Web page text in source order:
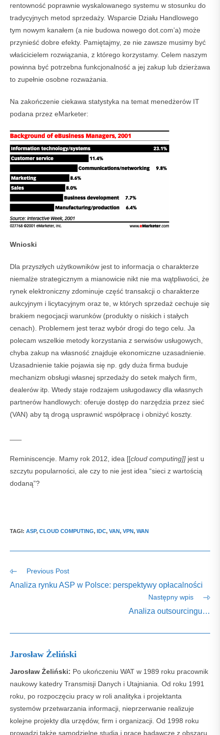
rentowność poprawnie wyskalowanego systemu w stosunku do
tradycyjnych metod sprzedaży. Wsparcie Działu Handlowego
tym nowym kanałem (a nie budowa nowego dot.com’a) może
przynieść dobre efekty. Pamiętajmy, ze nie zawsze musimy być
właścicielem rozwiązania, z którego korzystamy. Celem naszym
powinna być potrzebna funkcjonalność a jej zakup lub dzierżawa
to zupełnie osobne rozważania.
Na zakończenie ciekawa statystyka na temat menedżerów IT
podana przez eMarketer:
Wnioski
Dla przyszłych użytkowników jest to informacja o charakterze
niemalże strategicznym a mianowicie nikt nie ma wątpliwości, że
rynek elektroniczny zdominuje część transakcji o charakterze
aukcyjnym i licytacyjnym oraz te, w których sprzedaż cechuje się
brakiem negocjacji warunków (produkty o niskich i stałych
cenach). Problemem jest teraz wybór drogi do tego celu. Ja
polecam wszelkie metody korzystania z serwisów usługowych,
chyba zakup na własność znajduje ekonomiczne uzasadnienie.
Uzasadnienie takie pojawia się np. gdy duża firma buduje
mechanizm obsługi własnej sprzedaży do setek małych firm,
dealerów itp. Wtedy staje rodzajem usługodawcy dla własnych
partnerów handlowych: oferuje dostęp do narzędzia przez sieć
(VAN) aby tą drogą usprawnić współpracę i obniżyć koszty.
Reminiscencje. Mamy rok 2012, idea [[cloud computing]] jest u
szczytu popularności, ale czy to nie jest idea “sieci z wartością
dodaną”?
TAGI: ASP, CLOUD COMPUTING, IDC, VAN, VPN, WAN
Read
articles
Previous Post
Analiza rynku ASP w Polsce: perspektywy opłacalności
Następny wpis
Analiza outsourcingu…
Jarosław Żeliński
Jarosław Żeliński: Po ukończeniu WAT w 1989 roku pracownik
naukowy katedry Transmisji Danych i Utajniania. Od roku 1991
roku, po rozpoczęciu pracy w roli analityka i projektanta
systemów przetwarzania informacji, nieprzerwanie realizuje
kolejne projekty dla urzędów, firm i organizacji. Od 1998 roku
prowadzi także samodzielne studia i prace badawcze z obszaru